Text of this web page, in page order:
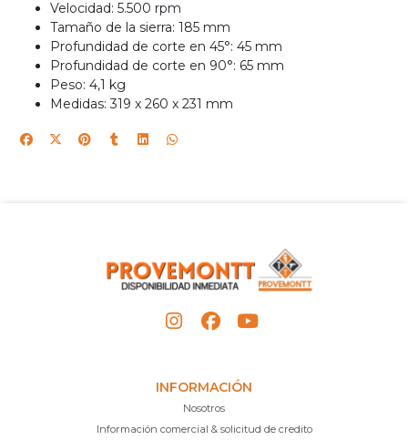
Velocidad: 5.500 rpm
Tamaño de la sierra: 185 mm
Profundidad de corte en 45°: 45 mm
Profundidad de corte en 90°: 65 mm
Peso: 4,1 kg
Medidas: 319 x 260 x 231 mm
INFORMACIÓN
Nosotros
Información comercial & solicitud de credito